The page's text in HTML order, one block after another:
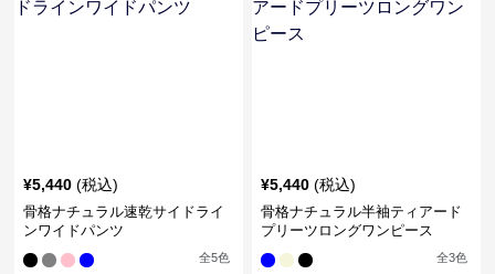
¥5,440 (税込)
骨格ナチュラル速乾サイドライ
ンワイドパンツ
全5色
¥5,440 (税込)
骨格ナチュラル半袖ティアード
プリーツロングワンピース
全3色